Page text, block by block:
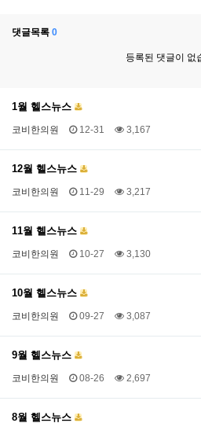
댓글목록 0
등록된 댓글이 없
1월 헬스뉴스
코비한의원 12-31 3,167
12월 헬스뉴스
코비한의원 11-29 3,217
11월 헬스뉴스
코비한의원 10-27 3,130
10월 헬스뉴스
코비한의원 09-27 3,087
9월 헬스뉴스
코비한의원 08-26 2,697
8월 헬스뉴스